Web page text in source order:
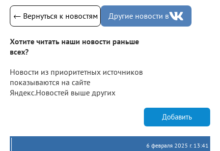
← Вернуться к новостям Другие новости в
Хотите читать наши новости раньше
всех?
Новости из приоритетных источников
показываются на сайте
Яндекс.Новостей выше других
Добавить
6 февраля 2025 г. 13:41